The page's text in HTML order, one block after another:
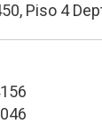
Piso 4